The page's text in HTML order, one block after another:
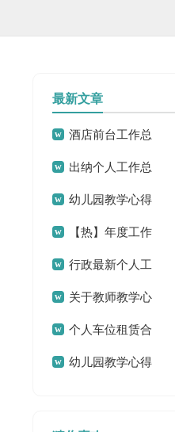
最新文章
酒店前台工作总
结精选15篇
出纳个人工作总
结汇编15篇
幼儿园教学心得
合集15篇【热】年度工作
总结行政最新个人工
作总结关于教师教学心
得体会个人车位租赁合
同范本幼儿园教学心得